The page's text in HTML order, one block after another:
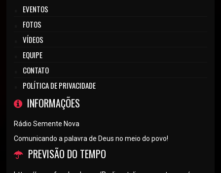
EVENTOS
FOTOS
VÍDEOS
EQUIPE
CONTATO
POLÍTICA DE PRIVACIDADE
INFORMAÇÕES
Rádio Semente Nova
Comunicando a palavra de Deus no meio do povo!
PREVISÃO DO TEMPO